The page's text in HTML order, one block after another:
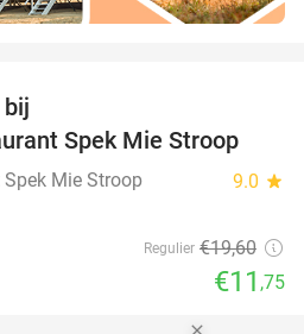
Spek Mie Stroop
Mie Stroop 9.0 star
Regulier €19,60
€11 ,75